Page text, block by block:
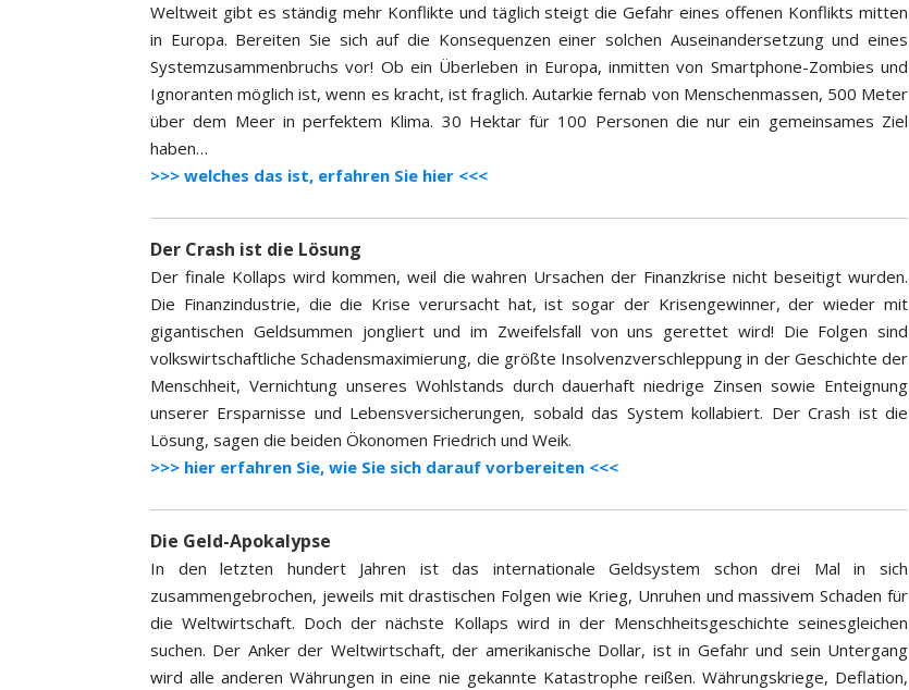
Weltweit gibt es ständig mehr Konflikte und täglich steigt die Gefahr eines offenen Konflikts mitten
in Europa. Bereiten Sie sich auf die Konsequenzen einer solchen Auseinandersetzung und eines
Systemzusammenbruchs vor! Ob ein Überleben in Europa, inmitten von Smartphone-Zombies und
Ignoranten möglich ist, wenn es kracht, ist fraglich. Autarkie fernab von Menschenmassen, 500 Meter
über dem Meer in perfektem Klima. 30 Hektar für 100 Personen die nur ein gemeinsames Ziel
haben…
>>> welches das ist, erfahren Sie hier <<<
Der Crash ist die Lösung
Der finale Kollaps wird kommen, weil die wahren Ursachen der Finanzkrise nicht beseitigt wurden.
Die Finanzindustrie, die die Krise verursacht hat, ist sogar der Krisengewinner, der wieder mit
gigantischen Geldsummen jongliert und im Zweifelsfall von uns gerettet wird! Die Folgen sind
volkswirtschaftliche Schadensmaximierung, die größte Insolvenzverschleppung in der Geschichte der
Menschheit, Vernichtung unseres Wohlstands durch dauerhaft niedrige Zinsen sowie Enteignung
unserer Ersparnisse und Lebensversicherungen, sobald das System kollabiert. Der Crash ist die
Lösung, sagen die beiden Ökonomen Friedrich und Weik.
>>> hier erfahren Sie, wie Sie sich darauf vorbereiten <<<
Die Geld-Apokalypse
In den letzten hundert Jahren ist das internationale Geldsystem schon drei Mal in sich
zusammengebrochen, jeweils mit drastischen Folgen wie Krieg, Unruhen und massivem Schaden für
die Weltwirtschaft. Doch der nächste Kollaps wird in der Menschheitsgeschichte seinesgleichen
suchen. Der Anker der Weltwirtschaft, der amerikanische Dollar, ist in Gefahr und sein Untergang
wird alle anderen Währungen in eine nie gekannte Katastrophe reißen. Währungskriege, Deflation,